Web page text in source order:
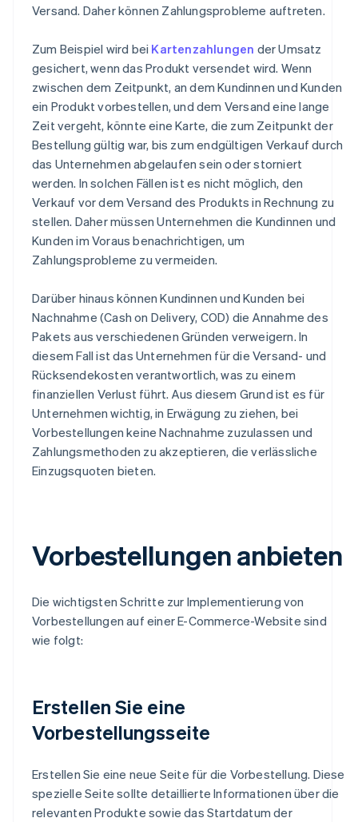
Versand. Daher können Zahlungsprobleme auftreten.
Zum Beispiel wird bei Kartenzahlungen der Umsatz
gesichert, wenn das Produkt versendet wird. Wenn
zwischen dem Zeitpunkt, an dem Kundinnen und Kunden
ein Produkt vorbestellen, und dem Versand eine lange
Zeit vergeht, könnte eine Karte, die zum Zeitpunkt der
Bestellung gültig war, bis zum endgültigen Verkauf durch
das Unternehmen abgelaufen sein oder storniert
werden. In solchen Fällen ist es nicht möglich, den
Verkauf vor dem Versand des Produkts in Rechnung zu
stellen. Daher müssen Unternehmen die Kundinnen und
Kunden im Voraus benachrichtigen, um
Zahlungsprobleme zu vermeiden.
Darüber hinaus können Kundinnen und Kunden bei
Nachnahme (Cash on Delivery, COD) die Annahme des
Pakets aus verschiedenen Gründen verweigern. In
diesem Fall ist das Unternehmen für die Versand- und
Rücksendekosten verantwortlich, was zu einem
finanziellen Verlust führt. Aus diesem Grund ist es für
Unternehmen wichtig, in Erwägung zu ziehen, bei
Vorbestellungen keine Nachnahme zuzulassen und
Zahlungsmethoden zu akzeptieren, die verlässliche
Einzugsquoten bieten.
Vorbestellungen anbieten
Die wichtigsten Schritte zur Implementierung von
Vorbestellungen auf einer E-Commerce-Website sind
wie folgt:
Erstellen Sie eine
Vorbestellungsseite
Erstellen Sie eine neue Seite für die Vorbestellung. Diese
spezielle Seite sollte detaillierte Informationen über die
relevanten Produkte sowie das Startdatum der